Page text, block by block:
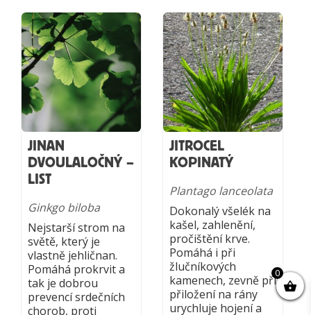
JINAN
DVOULALOČNÝ –
LIST
Ginkgo biloba
Nejstarší strom na
světě, který je
vlastně jehličnan.
Pomáhá prokrvit a
tak je dobrou
prevencí srdečních
chorob, proti
JITROCEL
KOPINATÝ
Plantago lanceolata
Dokonalý všelék na
kašel, zahlenění,
pročištění krve.
Pomáhá i při
žlučníkových
kamenech, zevně při
přiložení na rány
urychluje hojení a
0